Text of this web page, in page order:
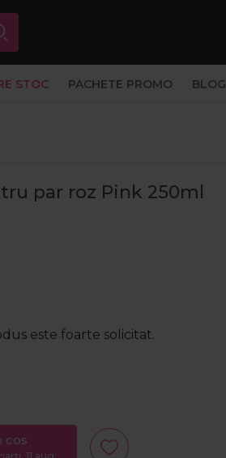
STOC PACHETE PROMO BLOG
par roz Pink 250ml
este foarte solicitat.
cos